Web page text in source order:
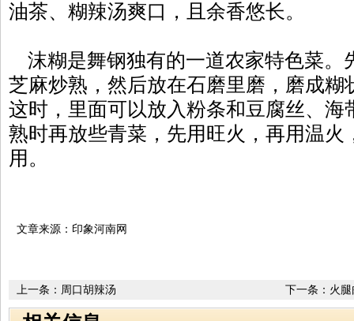
油茶、糊辣汤爽口，且余香悠长。
沫糊是舞钢独有的一道农家特色菜。
芝麻炒熟，然后放在石磨里磨，磨成糊
这时，里面可以放入粉条和豆腐丝、海
熟时再放些青菜，先用旺火，再用温火
用。
文章来源：印象河南网
下一条： 火
上一条： 周口胡辣汤